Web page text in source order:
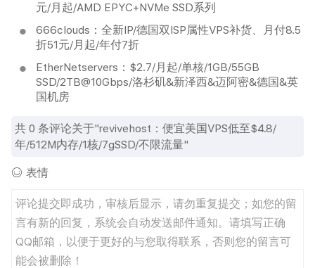
元/月起/AMD EPYC+NVMe SSD系列
666clouds：全新IP/德国双ISP属性VPS补货、月付8.5
折51元/月起/年付7折
EtherNetservers：$2.7/月起/单核/1GB/55GB
SSD/2TB@10Gbps/洛杉矶&新泽西&迈阿密&德国&英
国机房
共0 条评论关于"revivehost：便宜美国VPS低至$4.8/
年/512M内存/1核/7gSSD/不限流量"
表情